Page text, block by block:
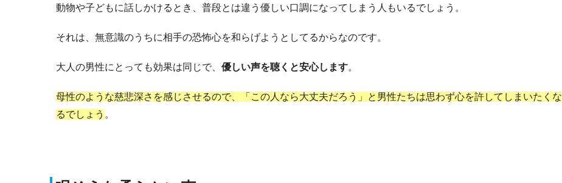
動物や子どもに話しかけるとき、普段とは違う優しい口調になってしまう人もいるでしょう。
それは、無意識のうちに相手の恐怖心を和らげようとしてるからなのです。
大人の男性にとっても効果は同じで、 優しい声を聴くと安心します。
母性のような慈悲深さを感じさせるので、「この人なら大丈夫だろう」と男性たちは思わず心を許してしまいたくな
るでしょう 。